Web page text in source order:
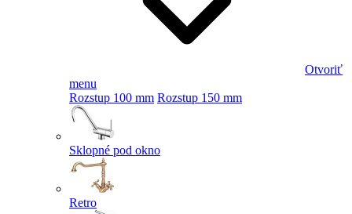
Otvoriť
menu
Rozstup 100 mm Rozstup 150 mm
Sklopné pod okno
Retro